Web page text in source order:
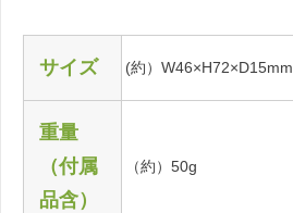
サイズ (約）W46×H72×D15mm
重量
（付属
品含）
（約）50g